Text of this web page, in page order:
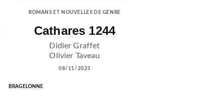
ROMANS ET NOUVELLES DE GENRE
Cathares 1244
Didier Graffet
Olivier Taveau
08/11/2023
BRAGELONNE